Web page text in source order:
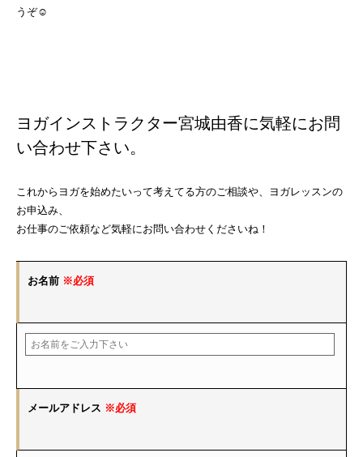
うぞ☺⁡
ヨガインストラクター宮城由香に気軽にお問
い合わせ下さい。
これからヨガを始めたいって考えてる方のご相談や、ヨガレッスンの
お申込み、
お仕事のご依頼など気軽にお問い合わせくださいね！
お名前 ※必須
メールアドレス ※必須